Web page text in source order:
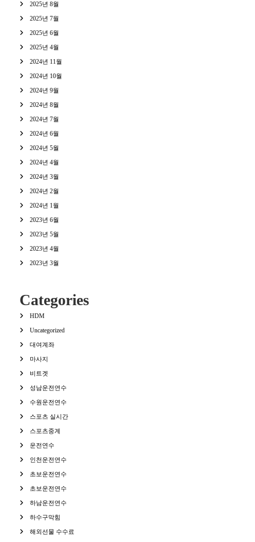
2025년 8월
2025년 7월
2025년 6월
2025년 4월
2024년 11월
2024년 10월
2024년 9월
2024년 8월
2024년 7월
2024년 6월
2024년 5월
2024년 4월
2024년 3월
2024년 2월
2024년 1월
2023년 6월
2023년 5월
2023년 4월
2023년 3월
Categories
HDM
Uncategorized
대여계좌
마사지
비트겟
성남운전연수
수원운전연수
스포츠 실시간
스포츠중계
운전연수
인천운전연수
초보운전연수
초보운전연수
하남운전연수
하수구막힘
해외선물 수수료